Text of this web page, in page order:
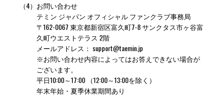
（4） お問い合わせ
テミン ジャパン オフィシャル ファンクラブ事務局
〒162-0067 東京都新宿区富久町7-8 サンクタス市ヶ谷富
久町ウエストテラス 2階
メールアドレス： support@taemin.jp
※お問い合わせ内容によってはお答えできない場合が
ございます。
平日10:00～17:00 （12:00～13:00を除く）
年末年始・夏季休業期間あり